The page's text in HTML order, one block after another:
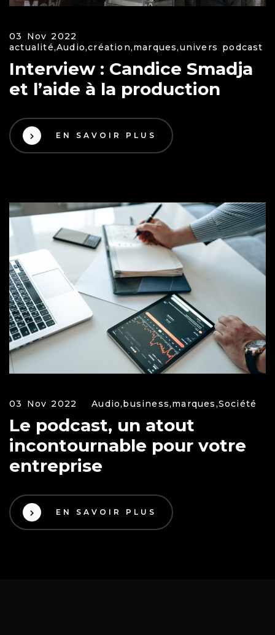
03 Nov 2022
actualité,Audio,création,marques,univers podcast
Interview : Candice Smadja
et l’aide à la production
EN SAVOIR PLUS
03 Nov 2022 Audio,business,marques,Société
Le podcast, un atout
incontournable pour votre
entreprise
EN SAVOIR PLUS